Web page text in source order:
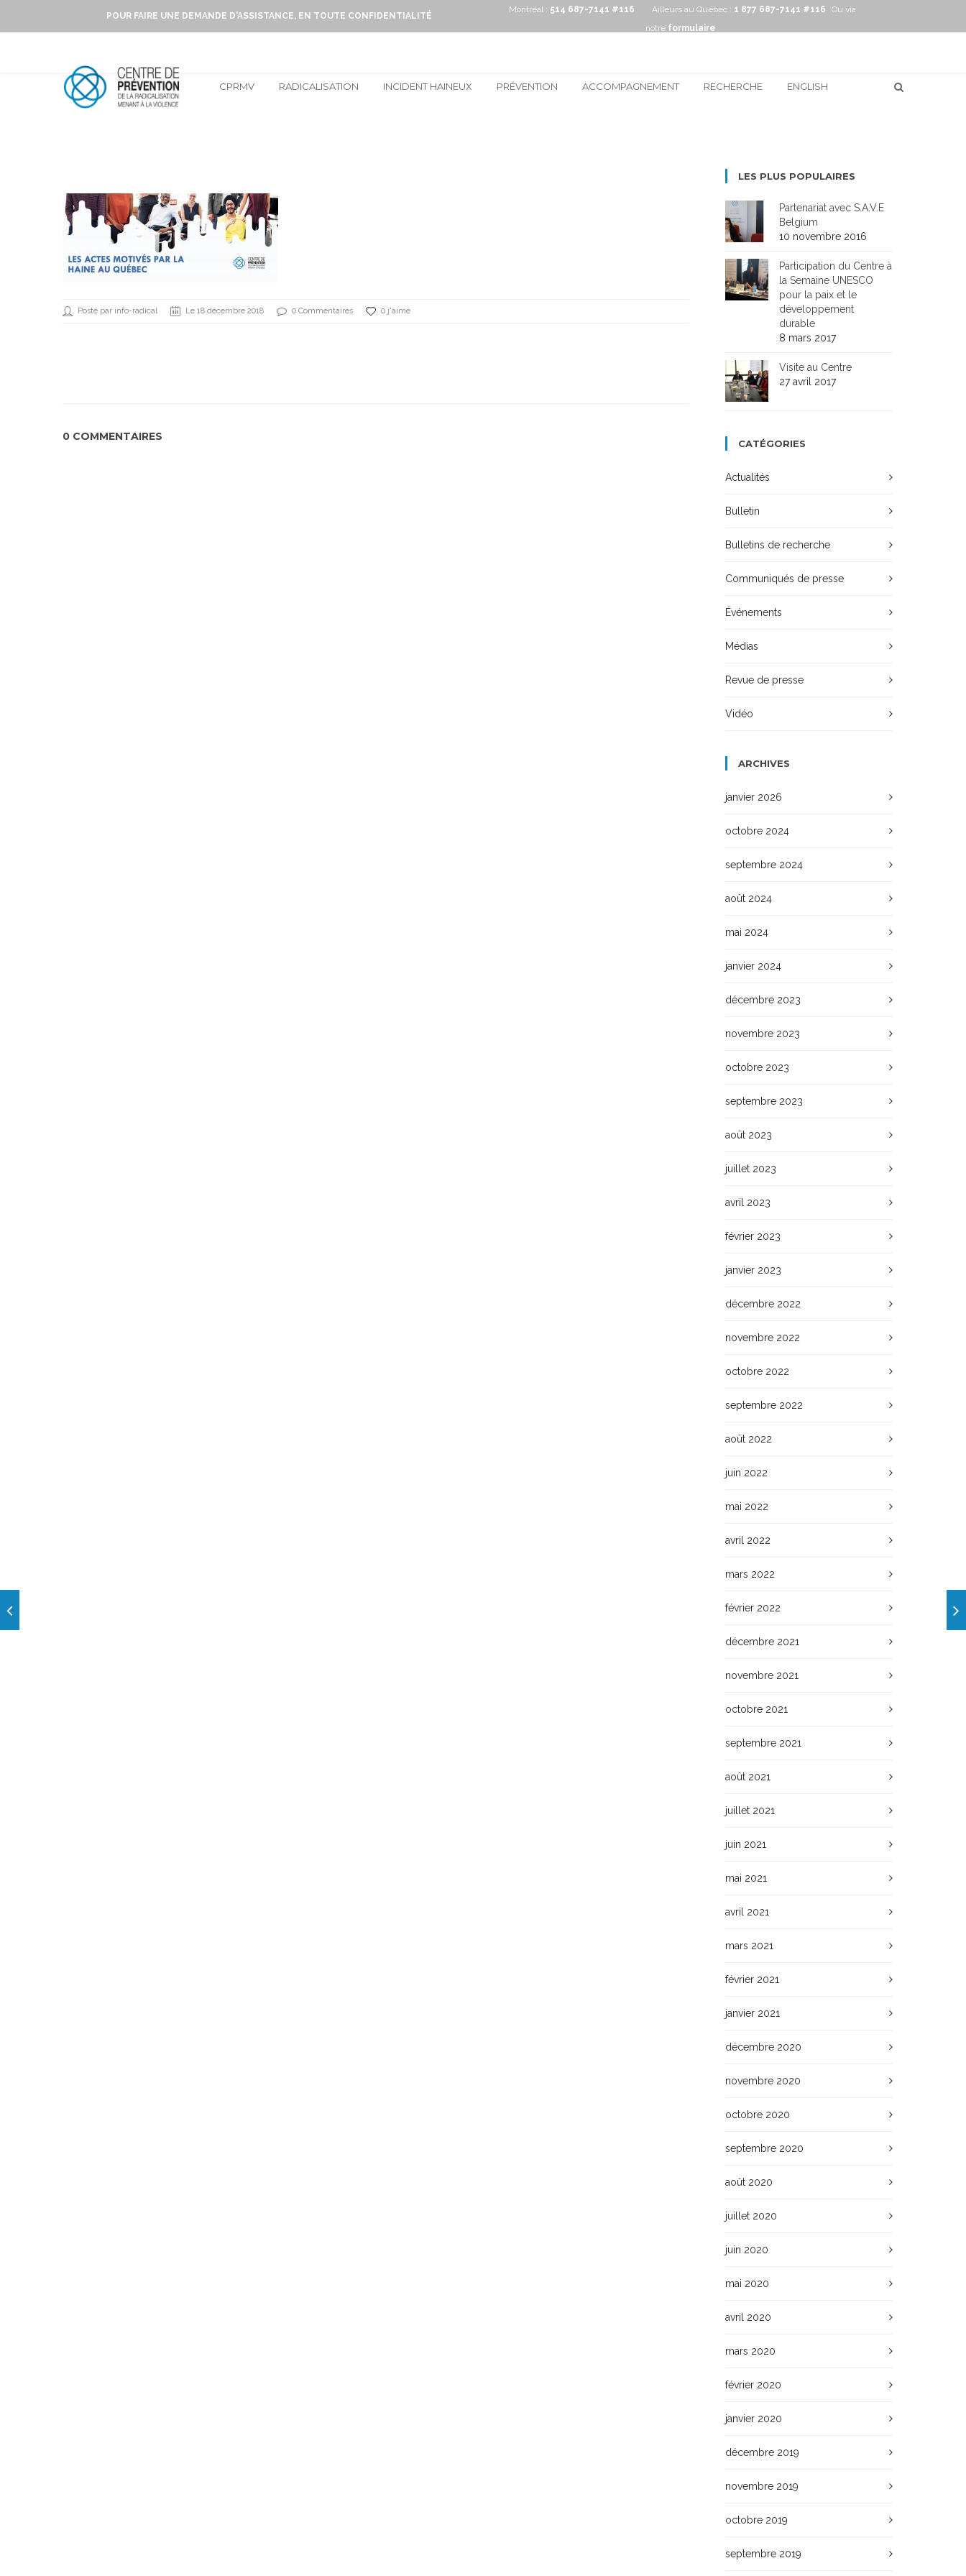
POUR FAIRE UNE DEMANDE D'ASSISTANCE, EN TOUTE CONFIDENTIALITÉ
Montréal : 514 687-7141 #116 Ailleurs au Québec : 1 877 687-7141 #116
Ou via
notre formulaire
CPRMV RADICALISATION INCIDENT HAINEUX PRÉVENTION ACCOMPAGNEMENT RECHERCHE ENGLISH
Posté par info-radical Le 18 décembre 2018 0 Commentaires 0 j'aime
0 COMMENTAIRES
LES PLUS POPULAIRES
Partenariat avec S.A.V.E
Belgium
10 novembre 2016
Participation du Centre à
la Semaine UNESCO
pour la paix et le
développement
durable
8 mars 2017
Visite au Centre
27 avril 2017
CATÉGORIES
Actualités
Bulletin
Bulletins de recherche
Communiqués de presse
Événements
Médias
Revue de presse
Vidéo
ARCHIVES
janvier 2026
octobre 2024
septembre 2024
août 2024
mai 2024
janvier 2024
décembre 2023
novembre 2023
octobre 2023
septembre 2023
août 2023
juillet 2023
avril 2023
février 2023
janvier 2023
décembre 2022
novembre 2022
octobre 2022
septembre 2022
août 2022
juin 2022
mai 2022
avril 2022
mars 2022
février 2022
décembre 2021
novembre 2021
octobre 2021
septembre 2021
août 2021
juillet 2021
juin 2021
mai 2021
avril 2021
mars 2021
février 2021
janvier 2021
décembre 2020
novembre 2020
octobre 2020
septembre 2020
août 2020
juillet 2020
juin 2020
mai 2020
avril 2020
mars 2020
février 2020
janvier 2020
décembre 2019
novembre 2019
octobre 2019
septembre 2019